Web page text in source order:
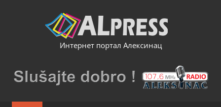
Интернет портал Алексинац